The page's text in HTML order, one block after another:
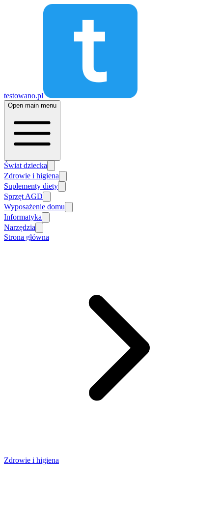
testowano.pl
Open main menu
Świat dziecka
Zdrowie i higiena
Suplementy diety
Sprzęt AGD
Wyposażenie domu
Informatyka
Narzędzia
Strona główna
Zdrowie i higiena